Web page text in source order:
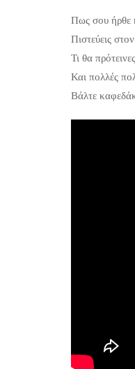
Πως σου ήρθε
Πιστεύεις
Τι θα
Και πολλές
Βάλτε